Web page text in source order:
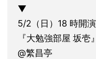
▼
5/2（日）18 時開演
『大勉強部屋 坂壱』
@繁昌亭